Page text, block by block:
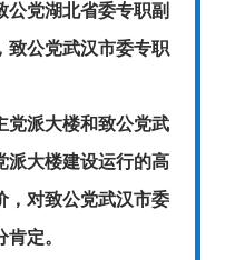
公党湖北省委专职副
致公党武汉市委专职
党派大楼和致公党武
派大楼建设运行的高
，对致公党武汉市委
定。